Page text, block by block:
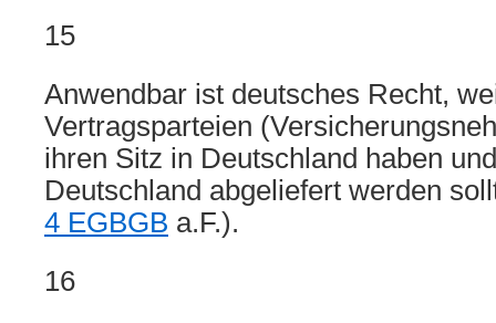
15
Anwendbar ist deutsches Recht,
Vertragsparteien
ihren Sitz in Deutschland haben
Deutschland abgeliefert werden
4 EGBGB a.F.).
16